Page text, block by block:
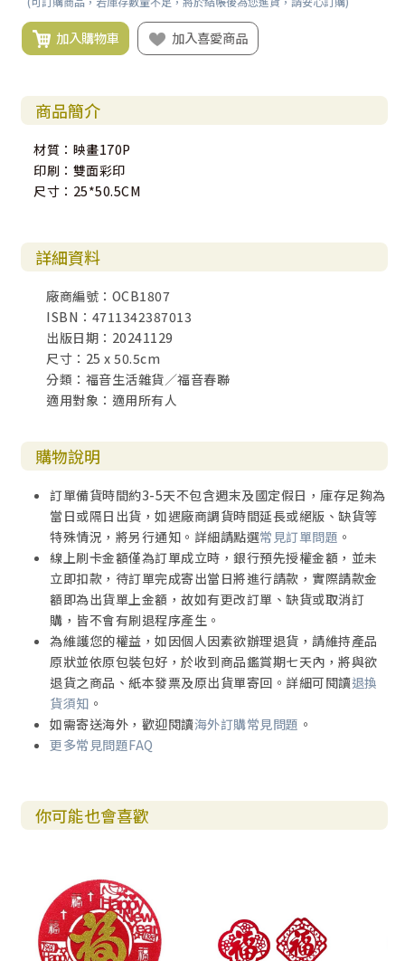
加入購物車 加入喜愛商品
商品簡介
材質：映畫170P
印刷：雙面彩印
尺寸：25*50.5CM
詳細資料
廠商編號：OCB1807
ISBN：4711342387013
出版日期：20241129
尺寸：25 x 50.5cm
分類：福音生活雜貨／福音春聯
適用對象：適用所有人
購物說明
訂單備貨時間約3-5天不包含週末及國定假日，庫存足夠為
當日或隔日出貨，如遇廠商調貨時間延長或絕版、缺貨等
特殊情況，將另行通知。詳細請點選常見訂單問題 。
線上刷卡金額僅為訂單成立時，銀行預先授權金額，並未
立即扣款，待訂單完成寄出當日將進行請款，實際請款金
額即為出貨單上金額，故如有更改訂單、缺貨或取消訂
購，皆不會有刷退程序產生。
為維護您的權益，如因個人因素欲辦理退貨，請維持產品
原狀並依原包裝包好，於收到商品鑑賞期七天內，將與欲
退貨之商品、紙本發票及原出貨單寄回。詳細可閱讀退換
貨須知 。
如需寄送海外，歡迎閱讀海外訂購常見問題 。
更多常見問題FAQ
你可能也會喜歡